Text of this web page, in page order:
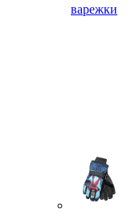
варежки